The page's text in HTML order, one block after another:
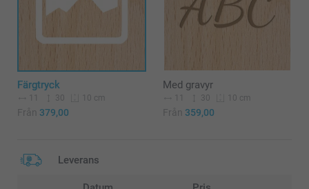
Färgtryck
30 10 cm
Från 379,00
Med gravyr
30 10 cm
Från 359,00
Leverans